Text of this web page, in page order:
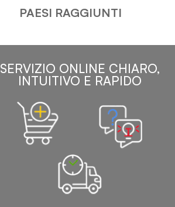
PAESI RAGGIUNTI
SERVIZIO ONLINE CHIARO,
INTUITIVO E RAPIDO